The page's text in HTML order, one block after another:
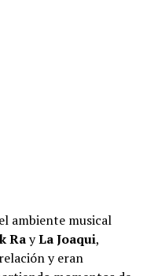
ambiente musical
RayLa Joaqui,
y eran